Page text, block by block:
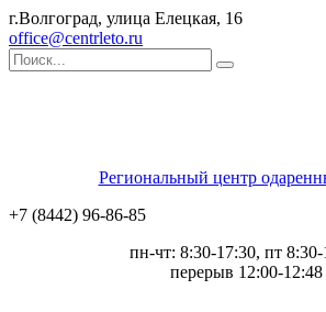
г.Волгоград, улица Елецкая, 16
office@centrleto.ru
Региональный центр
+7 (8442) 96-86-85
пн-чт: 8:30-17:30, пт
перерыв 12:00-12:48